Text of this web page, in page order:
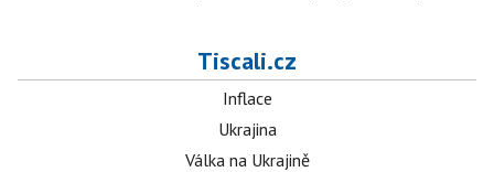
Tiscali.cz
Inflace
Ukrajina
Válka na Ukrajině